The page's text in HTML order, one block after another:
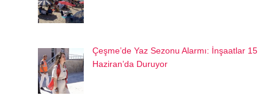
Çeşme’de Yaz Sezonu Alarmı: İnşaatlar 15
Haziran’da Duruyor